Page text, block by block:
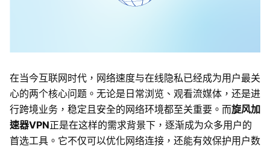
在当今互联网时代，网络速度与在线隐私已经成为用户最关
心的两个核心问题。无论是日常浏览、观看流媒体，还是进
行跨境业务，稳定且安全的网络环境都至关重要。而旋风加
速器VPN正是在这样的需求背景下，逐渐成为众多用户的
首选工具。它不仅可以优化网络连接，还能有效保护用户数